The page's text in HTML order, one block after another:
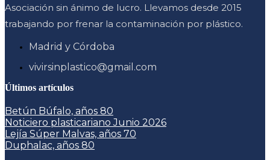
Asociación sin ánimo de lucro. Llevamos desde 2015
trabajando por frenar la contaminación por plástico.
Madrid y Córdoba
vivirsinplastico@gmail.com
Últimos artículos
Betún Búfalo, años 80
Noticiero plasticariano Junio 2026
Lejía Súper Malvas, años 70
Duphalac, años 80